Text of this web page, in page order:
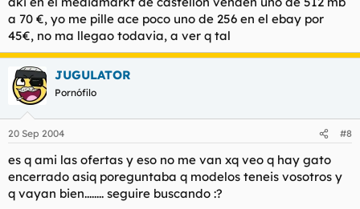
a 70 €, yo me pille ace poco uno de 256 en el ebay por
45€, no ma llegao todavia, a ver q tal
JUGULATOR
Pornófilo
20 Sep 2004 #8
es q ami las ofertas y eso no me van xq veo q hay gato
encerrado asiq poreguntaba q modelos teneis vosotros y
q vayan bien........ seguire buscando :?